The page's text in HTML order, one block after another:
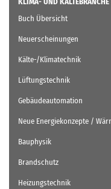
Buch Übersicht
Neuerscheinungen
Kälte-/Klimatechnik
Lüftungstechnik
Gebäudeautomation
Neue Energiekonzepte /
Bauphysik
Brandschutz
Heizungstechnik